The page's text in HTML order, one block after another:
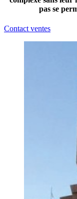
pas se
Contact ventes